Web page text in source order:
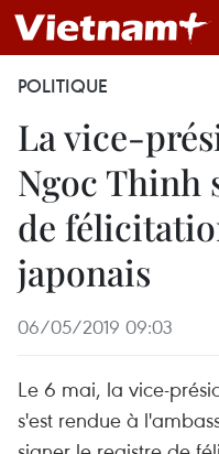
POLITIQUE
La vice-
Ngoc Thinh
de
japonais
06/05/2019 09:03
Le 6 mai, la vice-
s'est rendue à